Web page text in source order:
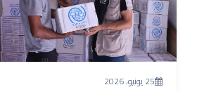
25 يونيو، 2026